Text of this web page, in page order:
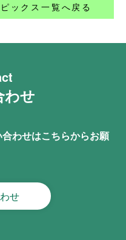
ピックス一覧へ戻る
わせ
わせはこちらからお願
せ